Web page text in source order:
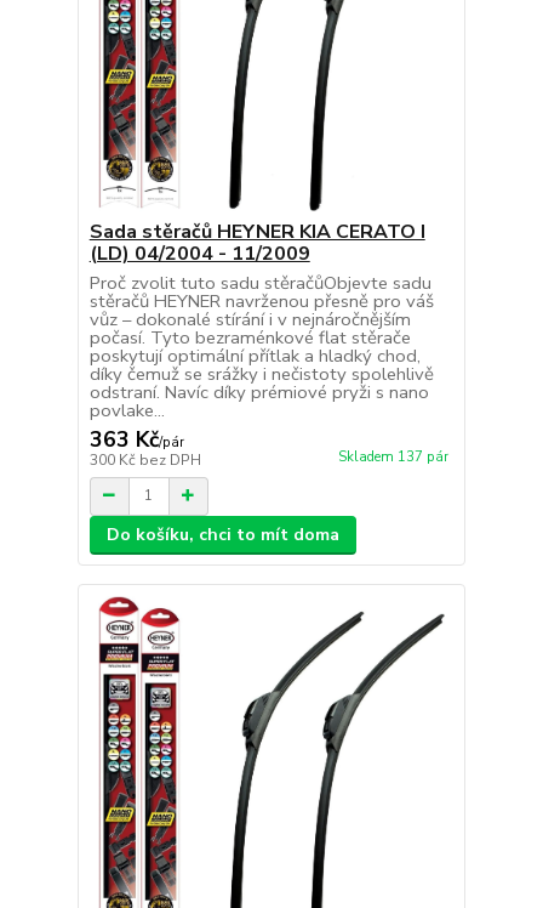
Sada stěračů HEYNER KIA CERATO I
(LD) 04/2004 - 11/2009
Proč zvolit tuto sadu stěračůObjevte sadu
stěračů HEYNER navrženou přesně pro váš
vůz – dokonalé stírání i v nejnáročnějším
počasí. Tyto bezraménkové flat stěrače
poskytují optimální přítlak a hladký chod,
díky čemuž se srážky i nečistoty spolehlivě
odstraní. Navíc díky prémiové pryži s nano
povlake...
363 Kč/pár
300 Kč bez DPH Skladem 137 pár
Do košíku, chci to mít doma